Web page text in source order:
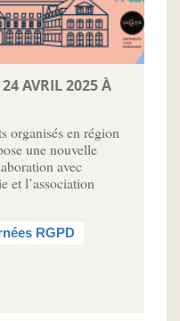
24 AVRIL 2025 À
organisés en région
une nouvelle
avec
et l’association
RGPD